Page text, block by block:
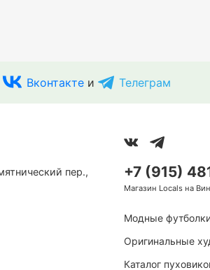
Вконтакте и Телеграм
пер.,
+7 (915)
Магазин Locals на
Модные
Оригинальные
Каталог